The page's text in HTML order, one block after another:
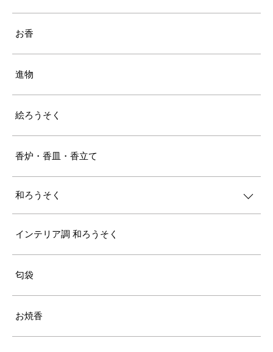
お香
進物
絵ろうそく
香炉・香皿・香立て
和ろうそく
インテリア調 和ろうそく
匂袋
お焼香